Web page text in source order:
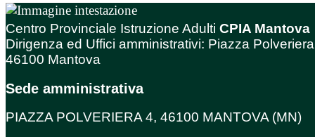
Centro Provinciale Istruzione Adulti CPIA Mantova
Dirigenza ed Uffici amministrativi: Piazza
46100 Mantova
Sede amministrativa
PIAZZA POLVERIERA 4, 46100 MANTOVA (MN)